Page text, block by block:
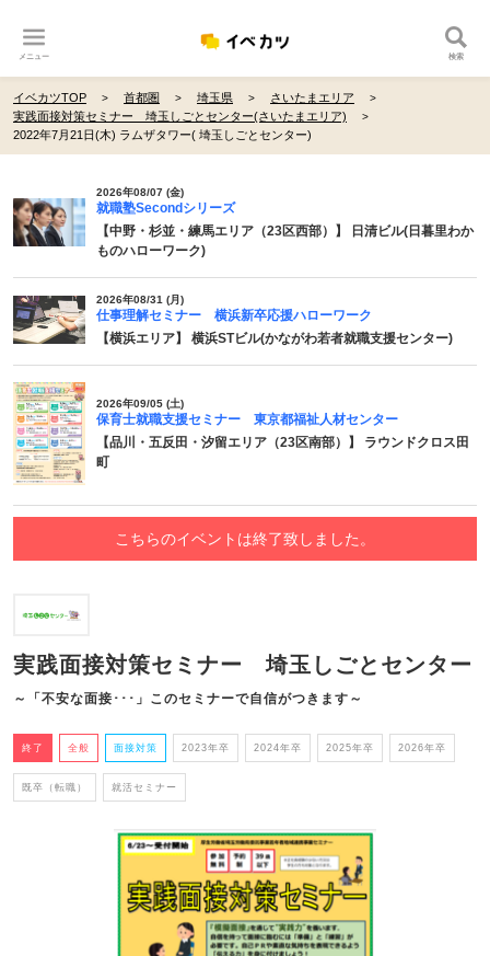
メニュー 検索
イベカツTOP 首都圏 埼玉県
さいたまエリア
実践面接対策セミナー 埼玉しごとセンター(さいたまエリア)
2022年7月21日(木) ラムザタワー( 埼玉しごとセンター)
2026年08/07 (金)
就職塾Secondシリーズ
【中野・杉並・練馬エリア（23区西部）】 日清ビル(日暮里わか
ものハローワーク)
2026年08/31 (月)
仕事理解セミナー 横浜新卒応援ハローワーク
【横浜エリア】 横浜STビル(かながわ若者就職支援センター)
2026年09/05 (土)
保育士就職支援セミナー 東京都福祉人材センター
【品川・五反田・汐留エリア（23区南部）】 ラウンドクロス田
町
こちらのイベントは終了致しました。
実践面接対策セミナー 埼玉しごとセンター
～「不安な面接･･･」このセミナーで自信がつきます～
終了 全般 面接対策 2023年卒 2024年卒 2025年卒 2026年卒
既卒（転職） 就活セミナー